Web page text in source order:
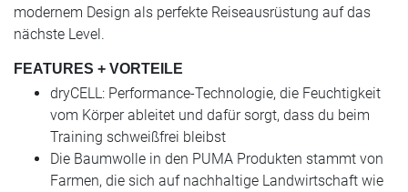
modernem Design als perfekte Reiseausrüstung auf das
nächste Level.
FEATURES + VORTEILE
dryCELL: Performance-Technologie, die Feuchtigkeit
vom Körper ableitet und dafür sorgt, dass du beim
Training schweißfrei bleibst
Die Baumwolle in den PUMA Produkten stammt von
Farmen, die sich auf nachhaltige Landwirtschaft wie